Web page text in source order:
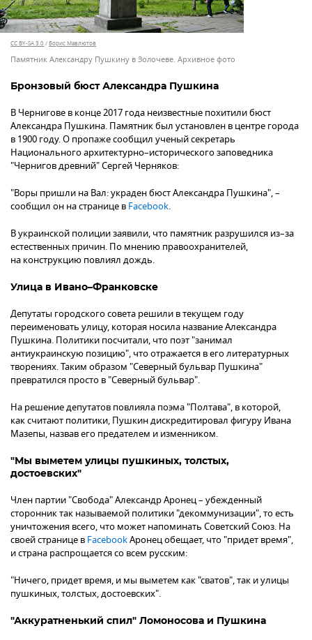
CC BY-SA 3.0 /Борис Мавлютов
Памятник Александру Пушкину в Золочеве. Архивное фото
Бронзовый бюст Александра Пушкина
В Чернигове в конце 2017 года неизвестные похитили бюст
Александра Пушкина. Памятник был установлен в центре города
в 1900 году. О пропаже сообщил ученый секретарь
Национального архитектурно–исторического заповедника
"Чернигов древний" Сергей Черняков:
"Воры пришли на Вал: украден бюст Александра Пушкина", –
сообщил он на странице в Facebook.
В украинской полиции заявили, что памятник разрушился из–за
естественных причин. По мнению правоохранителей,
на конструкцию повлиял дождь.
Улица в Ивано–Франковске
Депутаты городского совета решили в текущем году
переименовать улицу, которая носила название Александра
Пушкина. Политики посчитали, что поэт "занимал
антиукраинскую позицию", что отражается в его литературных
творениях. Таким образом "Северный бульвар Пушкина"
превратился просто в "Северный бульвар".
На решение депутатов повлияла поэма "Полтава", в которой,
как считают политики, Пушкин дискредитировал фигуру Ивана
Мазепы, назвав его предателем и изменником.
"Мы выметем улицы пушкиных, толстых,
достоевских"
Член партии "Свобода" Александр Аронец – убежденный
сторонник так называемой политики "декоммунизации", то есть
уничтожения всего, что может напоминать Советский Союз. На
своей странице в FacebookАронец обещает, что "придет время",
и страна распрощается со всем русским:
"Ничего, придет время, и мы выметем как "сватов", так и улицы
пушкиных, толстых, достоевских".
"Аккуратненький спил" Ломоносова и Пушкина